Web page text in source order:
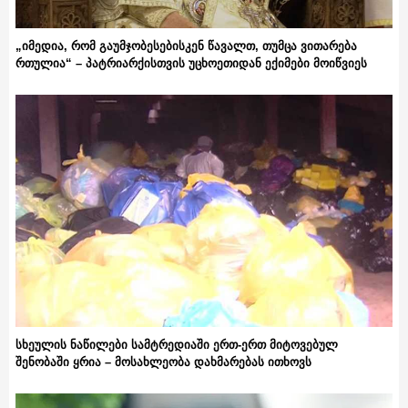
„იმედია, რომ გაუმჯობესებისკენ წავალთ, თუმცა ვითარება
რთულია“ – პატრიარქისთვის უცხოეთიდან ექიმები მოიწვიეს
სხეულის ნაწილები სამტრედიაში ერთ-ერთ მიტოვებულ
შენობაში ყრია – მოსახლეობა დახმარებას ითხოვს